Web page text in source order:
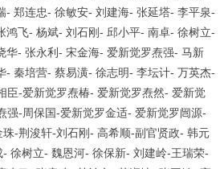
- 郑连忠- 徐敏安- 刘建海- 张延塔- 李平泉-
鸿飞- 杨斌- 刘石刚- 邱小平- 南卓- 徐树立-
华- 张永利 - 宋金海- 爱新觉罗焘强- 马新
- 秦培营- 蔡易潢- 徐志明- 李坛计- 万英杰-
臣-爱新觉罗焘椿- 爱新觉罗焘然- 爱新觉
强-周保国-爱新觉罗金适- 爱新觉罗闿源-
珠-荆浚轩-刘石刚- 高希顺-副官贤政- 韩元
- 徐树立- 魏恩河- 徐保新- 刘建岭-王瑞荣-